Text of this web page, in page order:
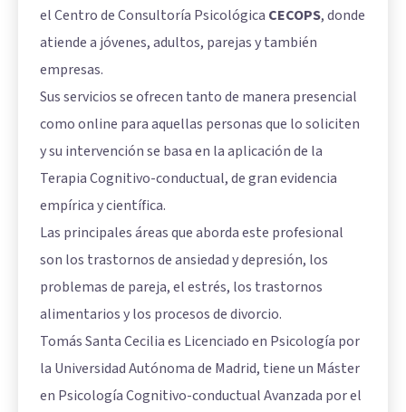
el Centro de Consultoría Psicológica CECOPS, donde
atiende a jóvenes, adultos, parejas y también
empresas.
Sus servicios se ofrecen tanto de manera presencial
como online para aquellas personas que lo soliciten
y su intervención se basa en la aplicación de la
Terapia Cognitivo-conductual, de gran evidencia
empírica y científica.
Las principales áreas que aborda este profesional
son los trastornos de ansiedad y depresión, los
problemas de pareja, el estrés, los trastornos
alimentarios y los procesos de divorcio.
Tomás Santa Cecilia es Licenciado en Psicología por
la Universidad Autónoma de Madrid, tiene un Máster
en Psicología Cognitivo-conductual Avanzada por el